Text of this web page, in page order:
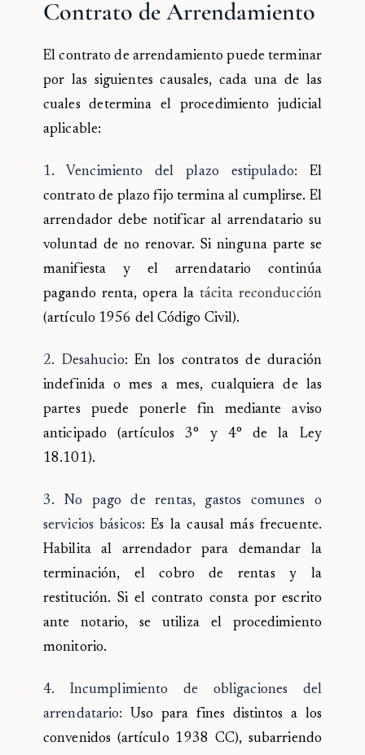
Contrato de Arrendamiento
El contrato de arrendamiento puede terminar
por las siguientes causales, cada una de las
cuales determina el procedimiento judicial
aplicable:
1. Vencimiento del plazo estipulado: El
contrato de plazo fijo termina al cumplirse. El
arrendador debe notificar al arrendatario su
voluntad de no renovar. Si ninguna parte se
manifiesta y el arrendatario continúa
pagando renta, opera latácita reconducción
(artículo 1956 del Código Civil).
2. Desahucio: En los contratos de duración
indefinida o mes a mes, cualquiera de las
partes puede ponerle fin mediante aviso
anticipado (artículos 3° y 4° de la Ley
18.101).
3. No pago de rentas, gastos comunes o
servicios básicos: Es la causal más frecuente.
Habilita al arrendador para demandar la
terminación, el cobro de rentas y la
restitución. Si el contrato consta por escrito
ante notario, se utiliza el procedimiento
monitorio.
4. Incumplimiento de obligaciones del
arrendatario: Uso para fines distintos a los
convenidos (artículo 1938 CC), subarriendo